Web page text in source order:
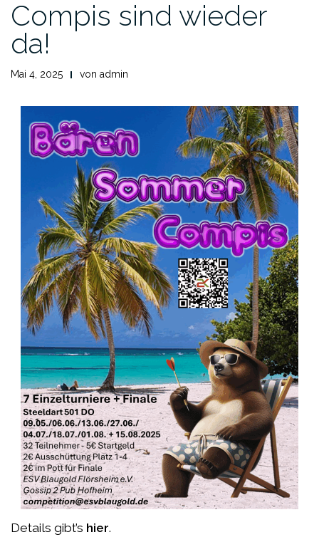
Compis sind wieder
da!
Mai 4, 2025 von admin
Details gibt’s hier.